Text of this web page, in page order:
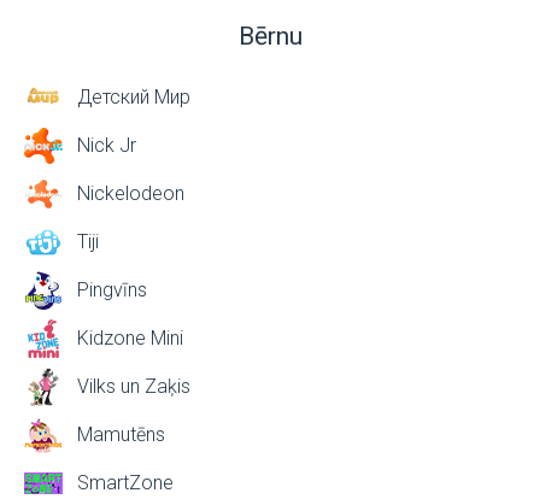
Bērnu
Детский Мир
Nick Jr
Nickelodeon
Tiji
Pingvīns
Kidzone Mini
Vilks un Zaķis
Mamutēns
SmartZone